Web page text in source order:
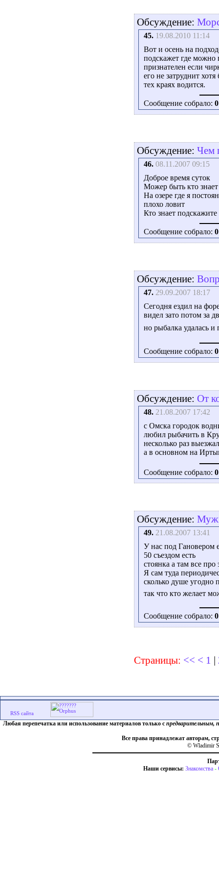
Обсуждение:
45. 19.08.2010 11:14
Вот и осень на
подскажет где можно
признателен если
его не затруднит
тех краях водится.
Сообщение собрало: 0
Обсуждение: Чем
46. 08.11.2007 09:15
Доброе время суток
Можер быть кто
На озере где я
плохо ловит
Кто знает подскажите
Сообщение собрало: 0
Обсуждение:
47. 29.09.2007 18:17
Cегодня ездил на
видел зато потом за
но рыбалка удалась
Сообщение собрало: 0
Обсуждение: От
48. 21.08.2007 17:42
с Омска городок
любил рыбачить в
несколько раз
а в основном на
Сообщение собрало: 0
Обсуждение:
49. 21.08.2007 13:41
У нас под Гановером
50 съездом есть
стоянка а там все про
Я сам туда
сколько душе угодно
так что кто желает
Сообщение собрало: 0
Страницы: << < 1
Любая перепечатка или использование материалов только с предварительным,
Все права принадлежат авторам,
© Wladimir
Наши сервисы: Знакомства -